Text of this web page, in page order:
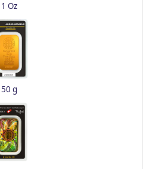
1 Oz
50 g